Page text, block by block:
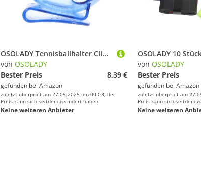
OSOLADY Tennisballhalter Clip aus Robustem Abs Praktischer Tennis Balls Clip Transparenter Taillenclip für Bequemes Tennistraining Verhindert Ballverlust für Anfänger und Profis
von OSOLADY
Bester Preis
8,39 €
gefunden bei Amazon
zuletzt überprüft am 27.09.2025 um 00:03; der
Preis kann sich seitdem geändert haben.
Keine weiteren Anbieter
von OSOLADY
Bester Preis
gefunden bei Amazon
zuletzt überprüft am
Preis kann sich seitdem
Keine weiteren